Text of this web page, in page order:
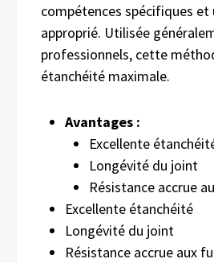
compétences spécifiques
approprié. Utilisée
professionnels, cette
étanchéité maximale.
Avantages :
Excellente
Longévité du joint
Résistance accrue
Excellente étanchéité
Longévité du joint
Résistance accrue aux